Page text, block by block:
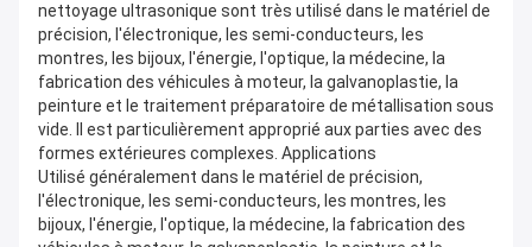
nettoyage ultrasonique sont très utilisé dans le matériel de
précision, l'électronique, les semi-conducteurs, les
montres, les bijoux, l'énergie, l'optique, la médecine, la
fabrication des véhicules à moteur, la galvanoplastie, la
peinture et le traitement préparatoire de métallisation sous
vide. Il est particulièrement approprié aux parties avec des
formes extérieures complexes. Applications
Utilisé généralement dans le matériel de précision,
l'électronique, les semi-conducteurs, les montres, les
bijoux, l'énergie, l'optique, la médecine, la fabrication des